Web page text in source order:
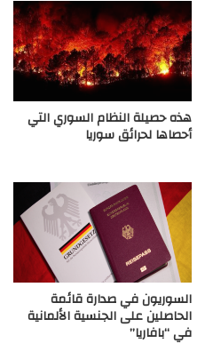
هذه حصيلة النظام السوري التي
أحصاها لحرائق سوريا
السوريون في صدارة قائمة
الحاصلين على الجنسية الألمانية
في “بافاريا”